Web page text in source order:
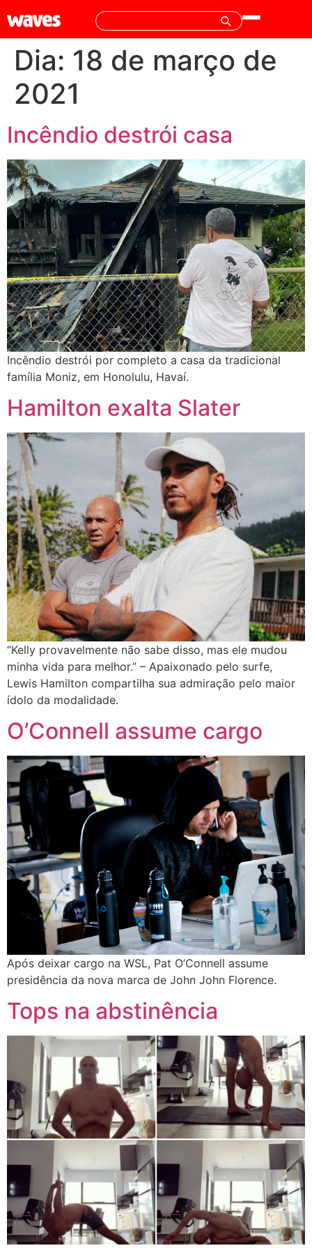
Dia: 18 de março de
2021
Incêndio destrói casa
Incêndio destrói por completo a casa da tradicional
família Moniz, em Honolulu, Havaí.
Hamilton exalta Slater
“Kelly provavelmente não sabe disso, mas ele mudou
minha vida para melhor.” – Apaixonado pelo surfe,
Lewis Hamilton compartilha sua admiração pelo maior
ídolo da modalidade.
O’Connell assume cargo
Após deixar cargo na WSL, Pat O’Connell assume
presidência da nova marca de John John Florence.
Tops na abstinência